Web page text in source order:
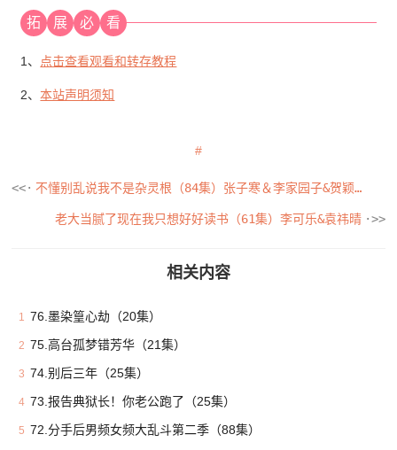
拓 展 必 看
1、 点击查看观看和转存教程
2、本站声明须知
不懂别乱说我不是杂灵根（84集）张子寒＆李家园子&贺颖怡&范宣梓棋&常六六
老大当腻了现在我只想好好读书（61集）李可乐&袁祎晴
相关内容
1 76.墨染篁心劫（20集）
2 75.高台孤梦错芳华（21集）
3 74.别后三年（25集）
4 73.报告典狱长！你老公跑了（25集）
5 72.分手后男频女频大乱斗第二季（88集）